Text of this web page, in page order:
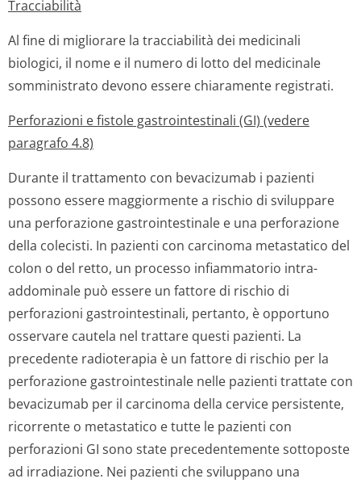
Tracciabilità
Al fine di migliorare la tracciabilità dei medicinali
biologici, il nome e il numero di lotto del medicinale
somministrato devono essere chiaramente registrati.
Perforazioni e fistole gastrointestinali (GI) (vedere
paragrafo 4.8)
Durante il trattamento con bevacizumab i pazienti
possono essere maggiormente a rischio di sviluppare
una perforazione gastrointestinale e una perforazione
della colecisti. In pazienti con carcinoma metastatico del
colon o del retto, un processo infiammatorio intra-
addominale può essere un fattore di rischio di
perforazioni gastrointestinali, pertanto, è opportuno
osservare cautela nel trattare questi pazienti. La
precedente radioterapia è un fattore di rischio per la
perforazione gastrointestinale nelle pazienti trattate con
bevacizumab per il carcinoma della cervice persistente,
ricorrente o metastatico e tutte le pazienti con
perforazioni GI sono state precedentemente sottoposte
ad irradiazione. Nei pazienti che sviluppano una